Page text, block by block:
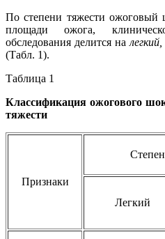
По степени тяжести ожоговый
площади ожога,
обследования делится на
(Табл. 1).
Таблица 1
Классификация ожогового
тяжести
Признаки
Легкий